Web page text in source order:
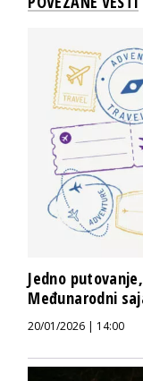
Jedno
Međunarodni
20/01/2026 | 14:00